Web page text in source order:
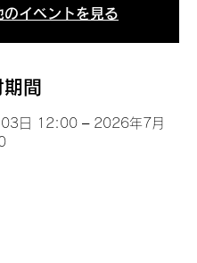
のイベントを見る
間
日 12:00 – 2026年7月